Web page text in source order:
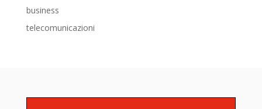
business
telecomunicazioni